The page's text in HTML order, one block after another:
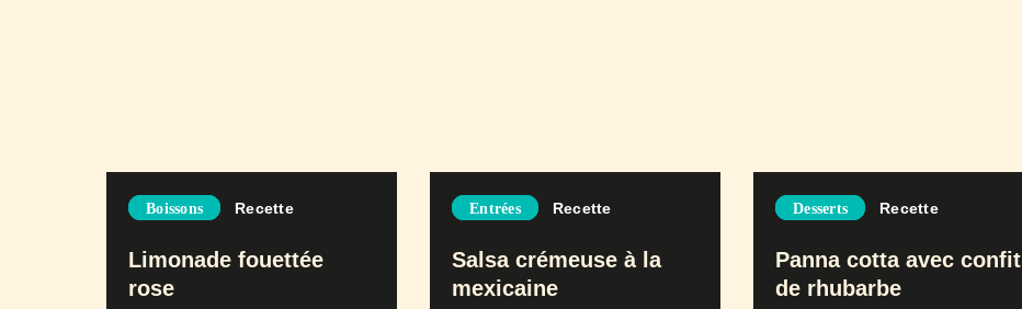
Boissons Recette
Limonade fouettée
rose
Entrées Recette
Salsa crémeuse à la
mexicaine
Desserts Recette
Panna cotta avec confit
de rhubarbe